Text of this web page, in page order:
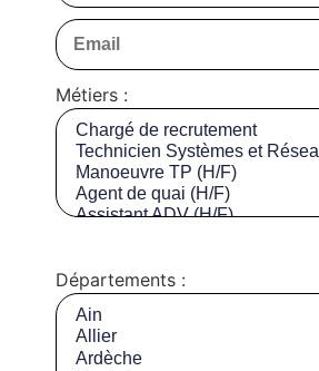
Métiers :
Départements :